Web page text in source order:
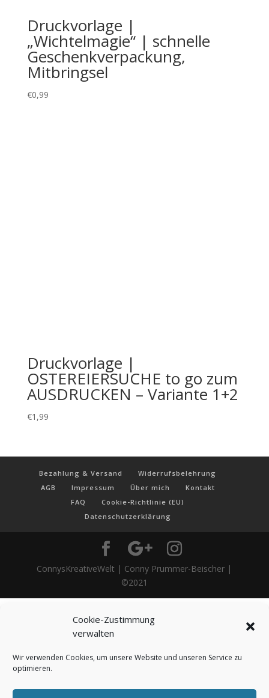
Cookie-Zustimmung
verwalten
Wir verwenden Cookies, um unsere Website und unseren Service zu
optimieren.
Druckvorlage |
„Wichtelmagie“ | schnelle
Geschenkverpackung,
Mitbringsel
€0,99
Druckvorlage |
OSTEREIERSUCHE to go zum
AUSDRUCKEN – Variante 1+2
€1,99
Bezahlung & Versand
Widerrufsbelehrung
AGB
Impressum Über mich
Kontakt
FAQ
Cookie-Richtlinie (EU)
Datenschutzerklärung
ConnysKreativeWelt | Conny Prummer-Beischer |
©2021